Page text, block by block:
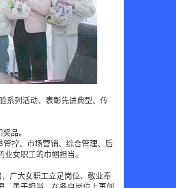
系列活动，表彰先进典型、传
品。
管控、市场营销、综合管理、后
女职工的巾帼担当。
广大女职工立足岗位、敬业奉